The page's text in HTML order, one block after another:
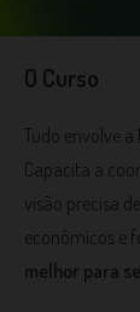
O Curso
Tudo envolve
Capacita a
visão precisa
econômicos e
melhor para